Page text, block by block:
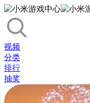
视频
分类
排行
抽奖